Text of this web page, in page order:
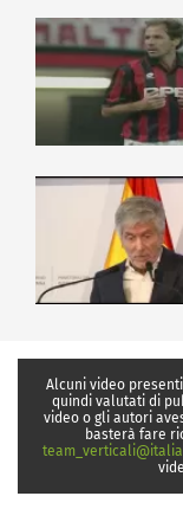
Alcuni video
quindi valutati di
video o gli autori
basterà fare